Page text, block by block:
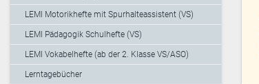
LEMI Motorikhefte mit Spurhalteassistent (VS)
LEMI Pädagogik Schulhefte (VS)
LEMI Vokabelhefte (ab der 2. Klasse VS/ASO)
Lerntagebücher